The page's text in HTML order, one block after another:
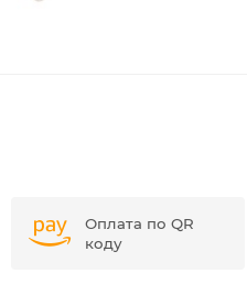
Оплата по QR
коду